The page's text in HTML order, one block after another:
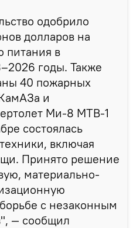
одобрило
долларов на
питания в
годы. Также
40 пожарных
и
Ми-8 МТВ-1
состоялась
включая
Принято решение
материально-
с незаконным
— сообщил